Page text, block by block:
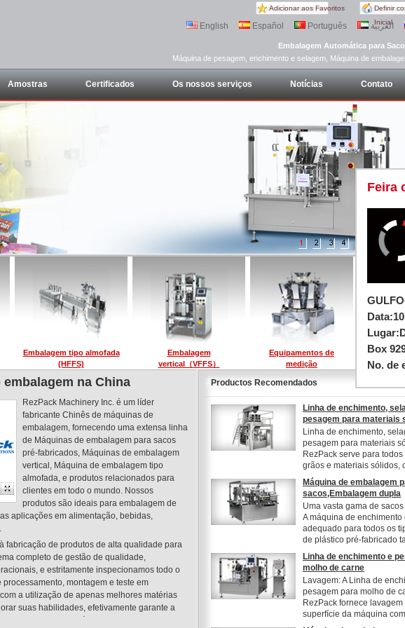
Definir
Inicial
Adicionar aos Favoritos
English Español Português العربية
Embalagem Automática para
Máquina de pesagem, enchimento e selagem, Máquina de
Amostras Certificados Os nossos serviços Notícias Contato
Feira
Data:
Lugar:
Box
No. de
Embalagem tipo almofada
(HFFS)
Embalagem
vertical（VFFS）
Equipamentos de
medição
na China
RezPack Machinery Inc. é um líder
fabricante Chinês de máquinas de
embalagem, fornecendo uma extensa linha
de Máquinas de embalagem para sacos
pré-fabricados, Máquinas de embalagem
vertical, Máquina de embalagem tipo
almofada, e produtos relacionados para
clientes em todo o mundo. Nossos
produtos são ideais para embalagem de
aplicações em alimentação, bebidas,
fabricação de produtos de alta qualidade para
completo de gestão de qualidade,
e estritamente inspecionamos todo o
montagem e teste em
a utilização de apenas melhores matérias
suas habilidades, efetivamente garante a
Productos Recomendados
Linha de enchimento,
pesagem para materiais
Linha de enchimento,
pesagem para materiais
RezPack serve para todos
grãos e materiais sólidos,
Máquina de embalagem
sacos,Embalagem dupla
Uma vasta gama de
A máquina de enchimento
adequado para todos os
de plástico pré-fabricado
Linha de enchimento e
molho de carne
Lavagem: A Linha de
pesagem para molho de
RezPack fornece
superfície da máquina